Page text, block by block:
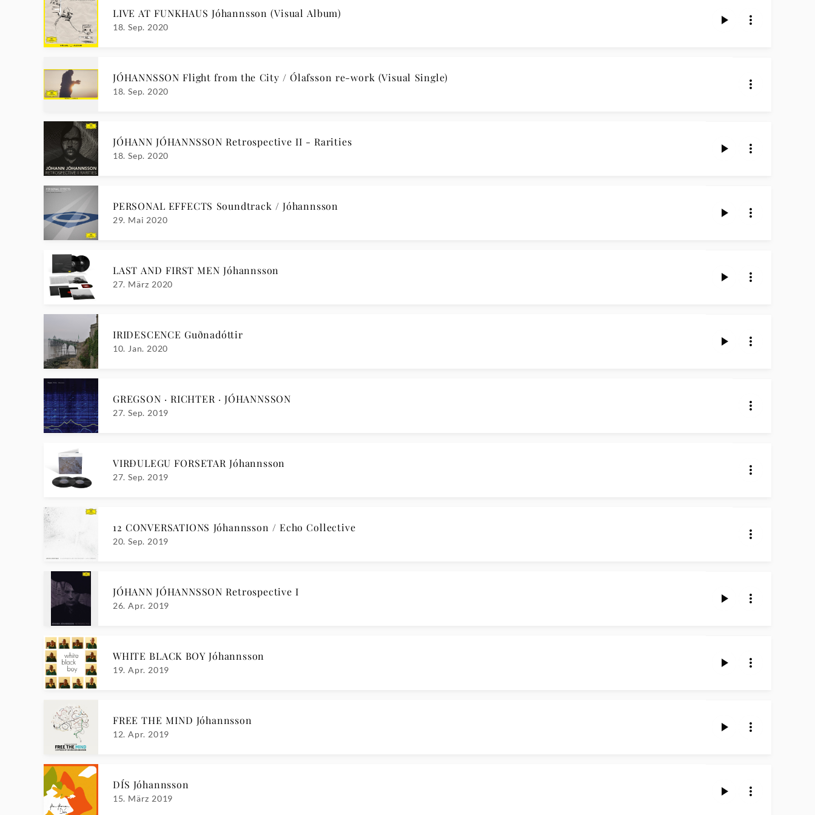
LIVE AT FUNKHAUS Jóhannsson (Visual Album)
18. Sep. 2020
JÓHANNSSON Flight from the City / Ólafsson re-work (Visual Single)
18. Sep. 2020
JÓHANN JÓHANNSSON Retrospective II - Rarities
18. Sep. 2020
PERSONAL EFFECTS Soundtrack / Jóhannsson
29. Mai 2020
LAST AND FIRST MEN Jóhannsson
27. März 2020
IRIDESCENCE Guðnadóttir
10. Jan. 2020
GREGSON · RICHTER · JÓHANNSSON
27. Sep. 2019
VIRÐULEGU FORSETAR Jóhannsson
27. Sep. 2019
12 CONVERSATIONS Jóhannsson / Echo Collective
20. Sep. 2019
JÓHANN JÓHANNSSON Retrospective I
26. Apr. 2019
WHITE BLACK BOY Jóhannsson
19. Apr. 2019
FREE THE MIND Jóhannsson
12. Apr. 2019
DÍS Jóhannsson
15. März 2019